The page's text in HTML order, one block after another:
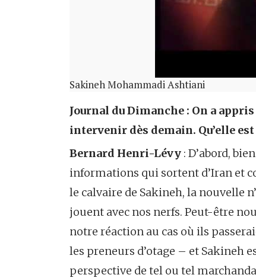
Sakineh Mohammadi Ashtiani
Journal du Dimanche : On a
intervenir dès demain. Qu’elle
Bernard Henri-Lévy : D’abord,
informations qui sortent d’Iran et
le calvaire de Sakineh, la nouvelle
jouent avec nos nerfs. Peut-être
notre réaction au cas où ils
les preneurs d’otage – et Sakineh
perspective de tel ou tel